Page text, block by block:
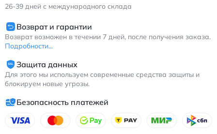
26-39 дней с международного склада
Возврат и гарантии
Возврат возможен в течении 7 дней, после получения заказа.
Подробности...
Защита данных
Для этого мы используем современные средства защиты и
блокируем новые угрозы.
Безопасность платежей